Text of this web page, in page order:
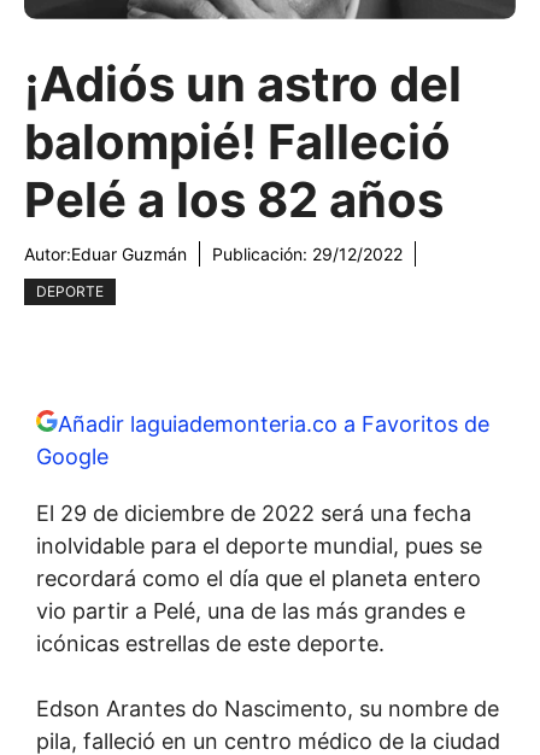
¡Adiós un astro del
balompié! Falleció
Pelé a los 82 años
Autor:Eduar Guzmán Publicación: 29/12/2022
DEPORTE
Añadir laguiademonteria.co a Favoritos de
Google
El 29 de diciembre de 2022 será una fecha
inolvidable para el deporte mundial, pues se
recordará como el día que el planeta entero
vio partir a Pelé, una de las más grandes e
icónicas estrellas de este deporte.
Edson Arantes do Nascimento, su nombre de
pila, falleció en un centro médico de la ciudad